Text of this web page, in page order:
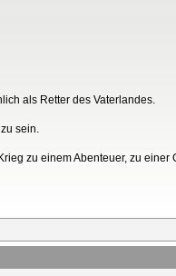
als Retter des Vaterlandes.
sein.
zu einem Abenteuer, zu